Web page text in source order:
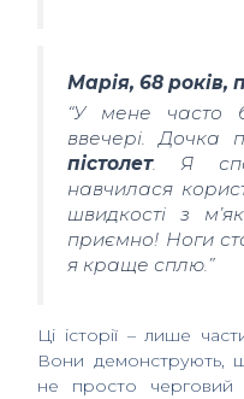
Марія, 68 років,
“У мене часто
ввечері. Дочка
пістолет. Я
навчилася
швидкості з
приємно! Ноги
я краще сплю.”
Ці історії – лише
Вони демонструють,
не просто черговий